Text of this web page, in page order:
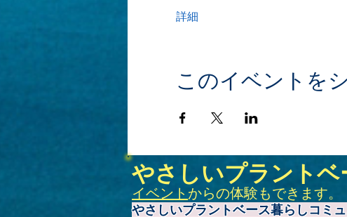
詳細
このイベントを
やさしいプラントベ
イベント からの体験もできます。
やさしいプラントベース暮らしコミ